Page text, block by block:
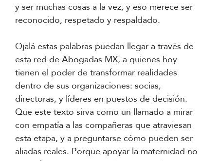
y ser muchas cosas a la vez, y eso merece ser
reconocido, respetado y respaldado.
Ojalá estas palabras puedan llegar a través de
esta red de Abogadas MX, a quienes hoy
tienen el poder de transformar realidades
dentro de sus organizaciones: socias,
directoras, y líderes en puestos de decisión.
Que este texto sirva como un llamado a mirar
con empatía a las compañeras que atraviesan
esta etapa, y a preguntarse cómo pueden ser
aliadas reales. Porque apoyar la maternidad no